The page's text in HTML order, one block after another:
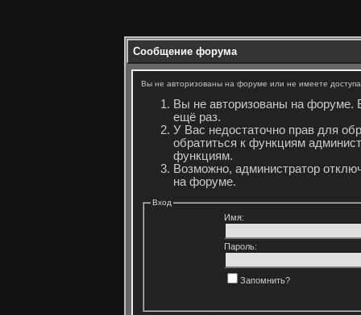
Сообщение форума
Вы не авторизованы на форуме или не имеете
Вы не авторизованы на форуме.
ещё раз.
У Вас недостаточно прав для
обратиться к функциям
функциям.
Возможно, администратор
на форуме.
Вход
Имя:
Пароль:
Запомнить?